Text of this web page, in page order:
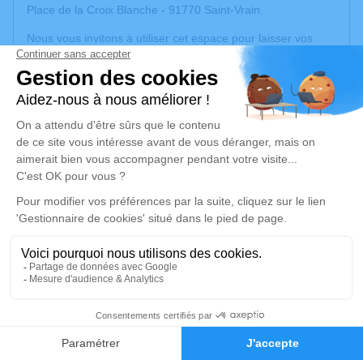
Faire-part Hommages
Place de la Croix Blanche - 91770 Saint-Vrain.
Nous vous invitons à utiliser cet espace pour laisser vos
condoléances, partager des photos souvenirs, une
anecdote ou exprimer vos pensées à travers des poèmes
ou des textes. Cet endroit est un lieu d'expression dédié à
honorer la mémoire de Jean-Luc LECLERCQ.
Je rends hommage
Cérémonie religieuse
mercredi 24 juin 2026 à 10h00
Place de la Croix Blanche
91770 Saint-Vrain
Je rends hommage